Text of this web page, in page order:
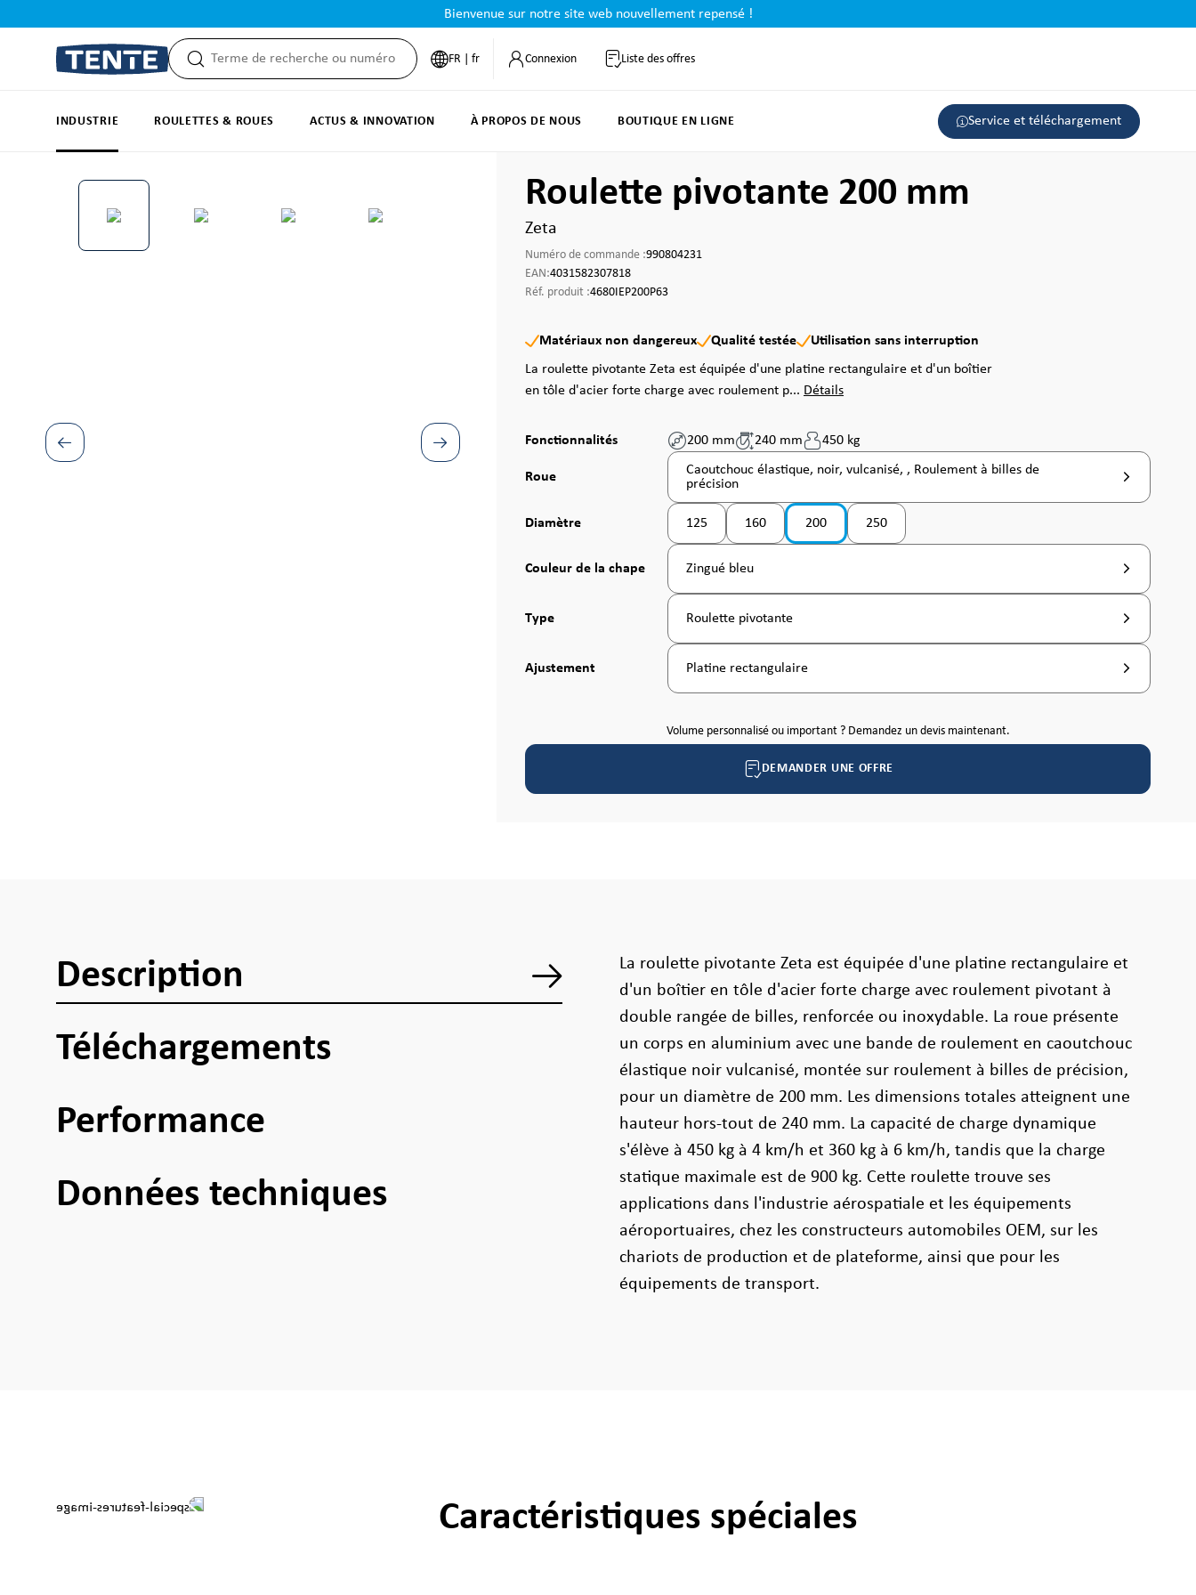
Bienvenue sur notre site web nouvellement repensé !
FR | fr Connexion Liste des offres
INDUSTRIE ROULETTES & ROUES ACTUS & INNOVATION À PROPOS DE NOUS BOUTIQUE EN LIGNE Service et téléchargement
Ignorer la galerie d'images Roulette pivotante 200 mm
Zeta
Numéro de commande :990804231
EAN:4031582307818
Réf. produit :4680IEP200P63
Matériaux non dangereux Qualité testée
Utilisation sans interruption
La roulette pivotante Zeta est équipée d'une platine rectangulaire et d'un boîtier
en tôle d'acier forte charge avec roulement p... Détails
Fonctionnalités 200 mm 240 mm 450 kg
Sélectionnez
Roue
Caoutchouc élastique, noir, vulcanisé, , Roulement à billes de
précision
Sélectionnez
Diamètre 125 160 200
(Cette option n'est pas disponible pour le moment. )
250
Sélectionnez
Couleur de la chape Zingué bleu
Sélectionnez
Type Roulette pivotante
Sélectionnez
Ajustement Platine rectangulaire
Volume personnalisé ou important ? Demandez un devis maintenant.
DEMANDER UNE OFFRE
Description
Téléchargements
Performance
Données techniques
La roulette pivotante Zeta est équipée d'une platine rectangulaire et
d'un boîtier en tôle d'acier forte charge avec roulement pivotant à
double rangée de billes, renforcée ou inoxydable. La roue présente
un corps en aluminium avec une bande de roulement en caoutchouc
élastique noir vulcanisé, montée sur roulement à billes de précision,
pour un diamètre de 200 mm. Les dimensions totales atteignent une
hauteur hors-tout de 240 mm. La capacité de charge dynamique
s'élève à 450 kg à 4 km/h et 360 kg à 6 km/h, tandis que la charge
statique maximale est de 900 kg. Cette roulette trouve ses
applications dans l'industrie aérospatiale et les équipements
aéroportuaires, chez les constructeurs automobiles OEM, sur les
chariots de production et de plateforme, ainsi que pour les
équipements de transport.
Caractéristiques spéciales